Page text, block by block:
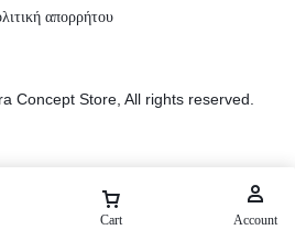
απορρήτου
Concept Store, All rights reserved.
Cart Account